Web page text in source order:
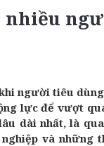
người tiêu
lực để vượt
dài nhất, là
và